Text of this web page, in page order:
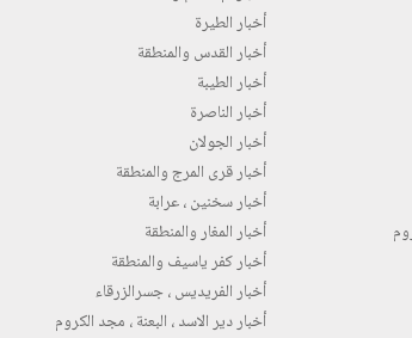
أخبار الطيرة
أخبار القدس والمنطقة
أخبار الطيبة
أخبار الناصرة
أخبار الجولان
أخبار قرى المرج والمنطقة
أخبار سخنين ، عرابة
أخبار المغار والمنطقة
أخبار كفر ياسيف والمنطقة
أخبار الفريديس ، جسرالزرقاء
أخبار دير الاسد ، البعنة ، مجد الكروم